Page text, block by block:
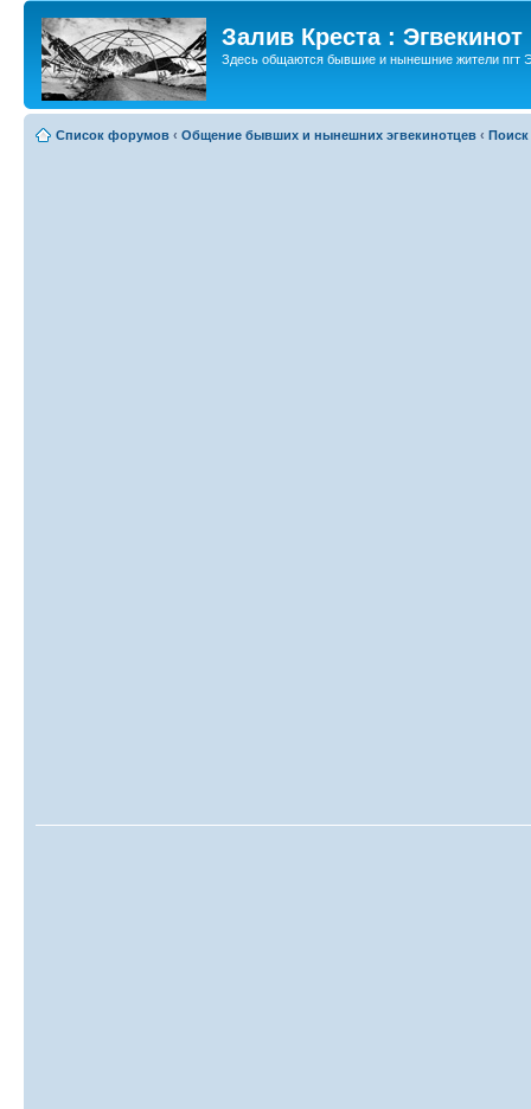
Залив Креста : Эгвекинот
Здесь общаются бывшие и нынешние жители пгт
Список форумов ‹ Общение бывших и нынешних эгвекинотцев ‹ Поиск